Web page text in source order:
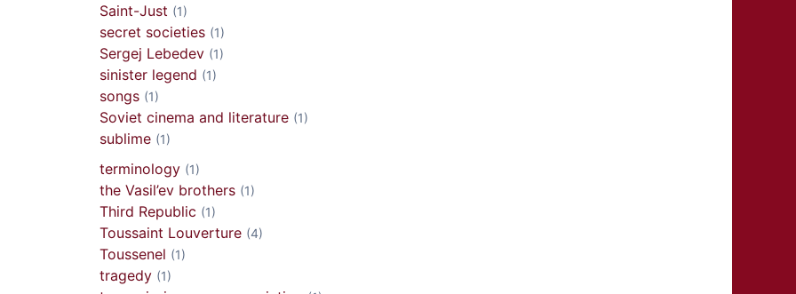
Saint-Just (1)
secret societies (1)
Sergej Lebedev (1)
sinister legend (1)
songs (1)
Soviet cinema and literature (1)
sublime (1)
terminology (1)
the Vasil’ev brothers (1)
Third Republic (1)
Toussaint Louverture (4)
Toussenel (1)
tragedy (1)